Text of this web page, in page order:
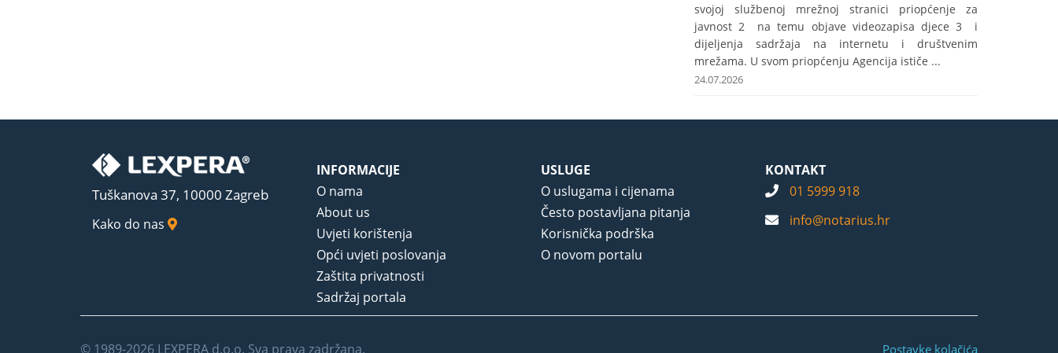
svojoj službenoj mrežnoj stranici priopćenje za
javnost 2 na temu objave videozapisa djece 3 i
dijeljenja sadržaja na internetu i društvenim
mrežama. U svom priopćenju Agencija ističe ...
24.07.2026
Tuškanova 37, 10000 Zagreb
Kako do nas
INFORMACIJE
O nama
About us
Uvjeti korištenja
Opći uvjeti poslovanja
Zaštita privatnosti
Sadržaj portala
USLUGE
O uslugama i cijenama
Često postavljana pitanja
Korisnička podrška
O novom portalu
KONTAKT
01 5999 918
info@notarius.hr
© 1989-2026 LEXPERA d.o.o. Sva prava zadržana. Postavke kolačića